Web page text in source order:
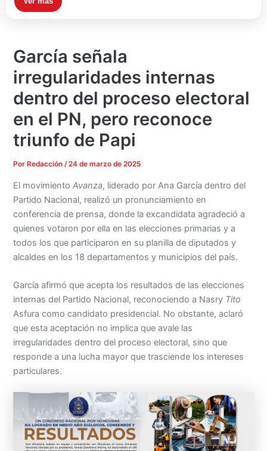
García señala
irregularidades internas
dentro del proceso electoral
en el PN, pero reconoce
triunfo de Papi
Por Redacción/24 de marzo de 2025
El movimientoAvanza, liderado por Ana García dentro del
Partido Nacional, realizó un pronunciamiento en
conferencia de prensa, donde la excandidata agradeció a
quienes votaron por ella en las elecciones primarias y a
todos los que participaron en su planilla de diputados y
alcaldes en los 18 departamentos y municipios del país.
García afirmó que acepta los resultados de las elecciones
internas del Partido Nacional, reconociendo a Nasry Tito
Asfura como candidato presidencial. No obstante, aclaró
que esta aceptación no implica que avale las
irregularidades dentro del proceso electoral, sino que
responde a una lucha mayor que trasciende los intereses
particulares.